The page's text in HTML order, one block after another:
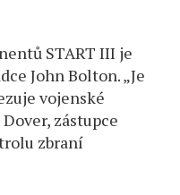
START III je
John Bolton. „Je
vojenské
zástupce
zbraní